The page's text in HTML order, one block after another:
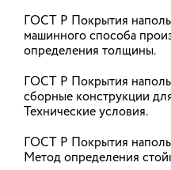
Стартовала
альманаха
«Вестник»,
летнему юбилею
представителей самой
на Земле: в августе
отмечать 70-й раз. К
ГОСТ Р Покрытия
машинного способа
определения толщины.
ГОСТ Р Покрытия
сборные конструкции
Технические условия.
ГОСТ Р Покрытия
Метод определения